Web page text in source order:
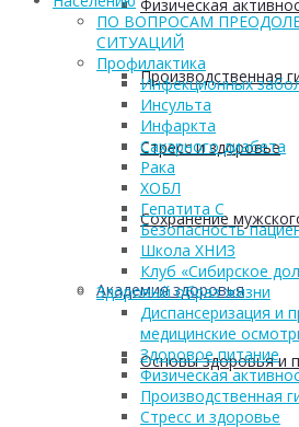
Физическая
Производственная
Стресс и здоровье
Сохранение
Академия здоровья
Основы здоровья и
ПО ВОПРОСАМ
СИТУАЦИЙ
Профилактика
Инфекционных
Инсульта
Инфаркта
Сахарного диабета
Рака
ХОБЛ
Гепатита С
Безопасность
Школа ХНИЗ
Клуб «Сибирское
Здоровый образ жизни
Диспансеризация и
медицинские
Здоровое питание
Физическая
Производственная
Стресс и здоровье